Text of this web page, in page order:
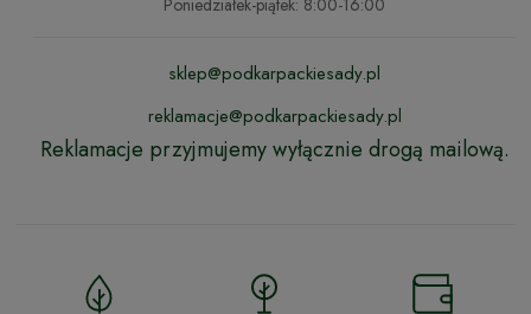
sklep@podkarpackiesady.pl
reklamacje@podkarpackiesady.pl
Reklamacje przyjmujemy wyłącznie drogą mailową.